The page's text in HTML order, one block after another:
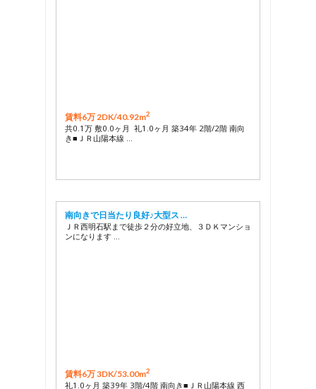
賃料6万 2DK/40.92m2
共0.1万 敷0.0ヶ月 礼1.0ヶ月 築34年 2階/2階 南向
き■ＪＲ山陽本線 …
南向きで日当たり良好♪大型ス …
ＪＲ西明石駅まで徒歩２分の好立地、３ＤＫマンショ
ンになります …
賃料6万 3DK/53.00m2
礼1.0ヶ月 築39年 3階/4階 南向き■ＪＲ山陽本線 西